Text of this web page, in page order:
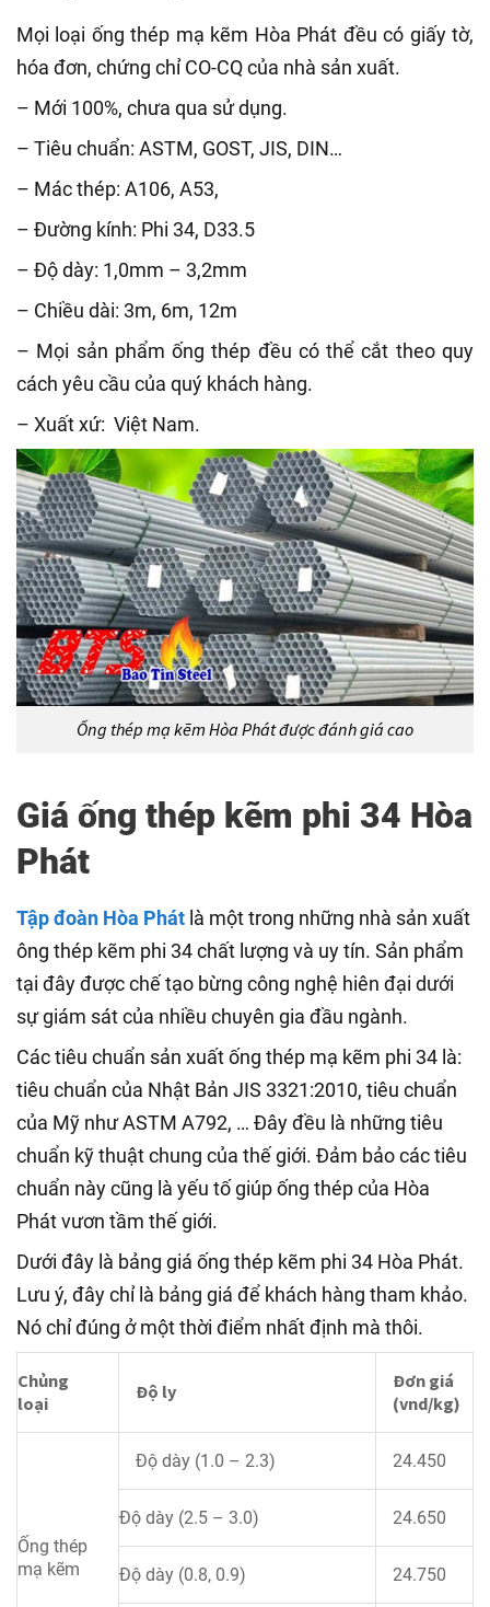
Mọi loại ống thép mạ kẽm Hòa Phát đều có giấy tờ,
hóa đơn, chứng chỉ CO-CQ của nhà sản xuất.
– Mới 100%, chưa qua sử dụng.
– Tiêu chuẩn: ASTM, GOST, JIS, DIN…
– Mác thép: A106, A53,
– Đường kính: Phi 34, D33.5
– Độ dày: 1,0mm – 3,2mm
– Chiều dài: 3m, 6m, 12m
– Mọi sản phẩm ống thép đều có thể cắt theo quy
cách yêu cầu của quý khách hàng.
– Xuất xứ: Việt Nam.
Ống thép mạ kẽm Hòa Phát được đánh giá cao
Giá ống thép kẽm phi 34 Hòa
Phát
Tập đoàn Hòa Phát là một trong những nhà sản xuất
ông thép kẽm phi 34 chất lượng và uy tín. Sản phẩm
tại đây được chế tạo bừng công nghệ hiên đại dưới
sự giám sát của nhiều chuyên gia đầu ngành.
Các tiêu chuẩn sản xuất ống thép mạ kẽm phi 34 là:
tiêu chuẩn của Nhật Bản JIS 3321:2010, tiêu chuẩn
của Mỹ như ASTM A792, … Đây đều là những tiêu
chuẩn kỹ thuật chung của thế giới. Đảm bảo các tiêu
chuẩn này cũng là yếu tố giúp ống thép của Hòa
Phát vươn tầm thế giới.
Dưới đây là bảng giá ống thép kẽm phi 34 Hòa Phát.
Lưu ý, đây chỉ là bảng giá để khách hàng tham khảo.
Nó chỉ đúng ở một thời điểm nhất định mà thôi.
Chủng
loại
Độ ly
Đơn giá
(vnd/kg)
Ống thép
mạ kẽm
Độ dày (1.0 – 2.3) 24.450
Độ dày (2.5 – 3.0) 24.650
Độ dày (0.8, 0.9) 24.750